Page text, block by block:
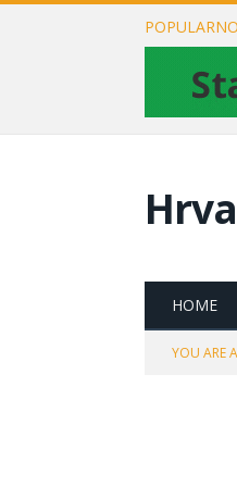
POPULARNO
HOME
YOU ARE